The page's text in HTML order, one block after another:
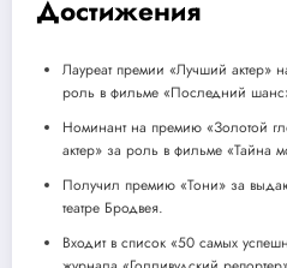
Достижения
Лауреат премии «Лучший актер»
роль в фильме «Последний
Номинант на премию «Золотой
актер» за роль в фильме «Тайна
Получил премию «Тони» за
театре Бродвея.
Входит в список «50 самых